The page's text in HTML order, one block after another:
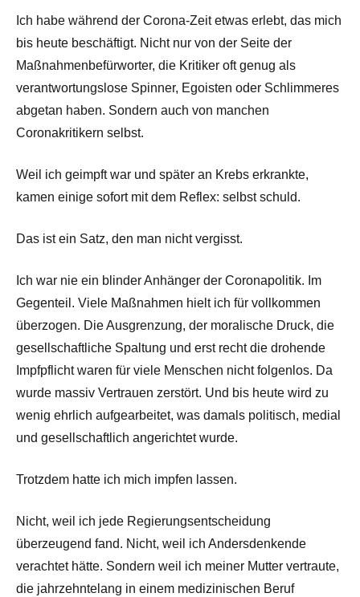
Ich habe während der Corona-Zeit etwas erlebt, das mich
bis heute beschäftigt. Nicht nur von der Seite der
Maßnahmenbefürworter, die Kritiker oft genug als
verantwortungslose Spinner, Egoisten oder Schlimmeres
abgetan haben. Sondern auch von manchen
Coronakritikern selbst.
Weil ich geimpft war und später an Krebs erkrankte,
kamen einige sofort mit dem Reflex: selbst schuld.
Das ist ein Satz, den man nicht vergisst.
Ich war nie ein blinder Anhänger der Coronapolitik. Im
Gegenteil. Viele Maßnahmen hielt ich für vollkommen
überzogen. Die Ausgrenzung, der moralische Druck, die
gesellschaftliche Spaltung und erst recht die drohende
Impfpflicht waren für viele Menschen nicht folgenlos. Da
wurde massiv Vertrauen zerstört. Und bis heute wird zu
wenig ehrlich aufgearbeitet, was damals politisch, medial
und gesellschaftlich angerichtet wurde.
Trotzdem hatte ich mich impfen lassen.
Nicht, weil ich jede Regierungsentscheidung
überzeugend fand. Nicht, weil ich Andersdenkende
verachtet hätte. Sondern weil ich meiner Mutter vertraute,
die jahrzehntelang in einem medizinischen Beruf